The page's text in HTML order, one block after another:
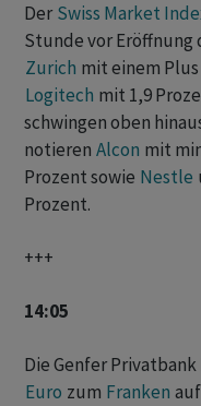
Der Swiss Market
Stunde vor
Zurich mit einem
Logitech mit 1,9
schwingen oben
notieren Alcon mit
Prozent sowie Nestle
Prozent.
+++
14:05
Die Genfer
Euro zum Franken